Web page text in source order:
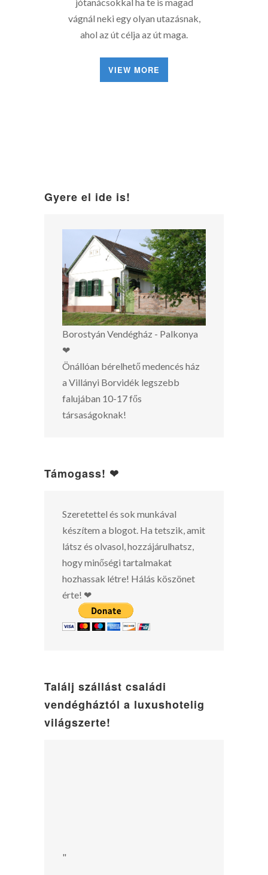
jótanácsokkal ha te is magad
vágnál neki egy olyan utazásnak,
ahol az út célja az út maga.
VIEW MORE
Gyere el ide is!
Borostyán Vendégház - Palkonya
❤
Önállóan bérelhető medencés ház
a Villányi Borvidék legszebb
falujában 10-17 fős
társaságoknak!
Támogass! ❤
Szeretettel és sok munkával
készítem a blogot. Ha tetszik, amit
látsz és olvasol, hozzájárulhatsz,
hogy minőségi tartalmakat
hozhassak létre! Hálás köszönet
érte! ❤
Találj szállást családi
vendégháztól a luxushotelig
világszerte!
"